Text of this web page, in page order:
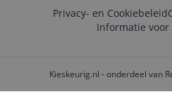
Privacy- en Cookiebeleid
Informatie voor
Kieskeurig.nl - onderdeel van